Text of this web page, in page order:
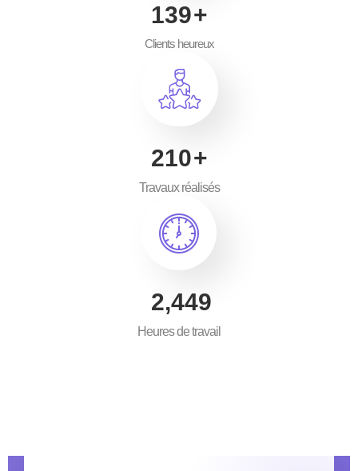
200+
Clients heureux
300+
Travaux réalisés
3,500
Heures de travail